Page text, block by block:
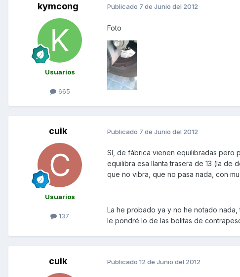
kymcong
Usuarios
665
Publicado 7 de Junio del 2012
Foto
cuik
Usuarios
137
Publicado 7 de Junio del 2012
Sí, de fábrica vienen equilibradas pero
equilibra esa llanta trasera de 13 (la de
que no vibra, que no pasa nada, con
La he probado ya y no he notado
le pondré lo de las bolitas de
cuik Publicado 12 de Junio del 2012